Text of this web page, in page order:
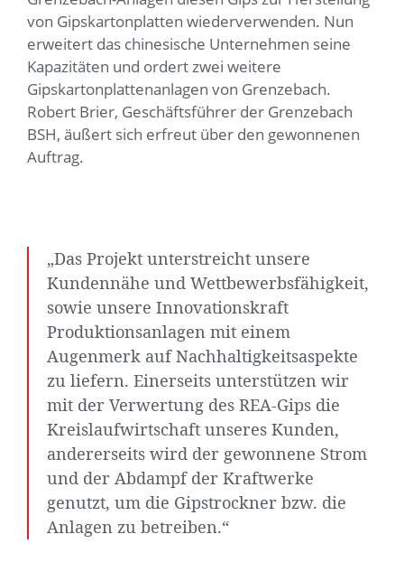
von Gipskartonplatten wiederverwenden. Nun
erweitert das chinesische Unternehmen seine
Kapazitäten und ordert zwei weitere
Gipskartonplattenanlagen von Grenzebach.
Robert Brier, Geschäftsführer der Grenzebach
BSH, äußert sich erfreut über den gewonnenen
Auftrag.
„Das Projekt unterstreicht unsere
Kundennähe und Wettbewerbsfähigkeit,
sowie unsere Innovationskraft
Produktionsanlagen mit einem
Augenmerk auf Nachhaltigkeitsaspekte
zu liefern. Einerseits unterstützen wir
mit der Verwertung des REA-Gips die
Kreislaufwirtschaft unseres Kunden,
andererseits wird der gewonnene Strom
und der Abdampf der Kraftwerke
genutzt, um die Gipstrockner bzw. die
Anlagen zu betreiben.“